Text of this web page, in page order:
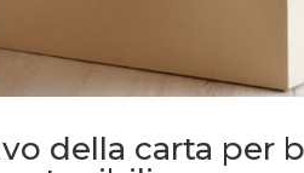
della carta per